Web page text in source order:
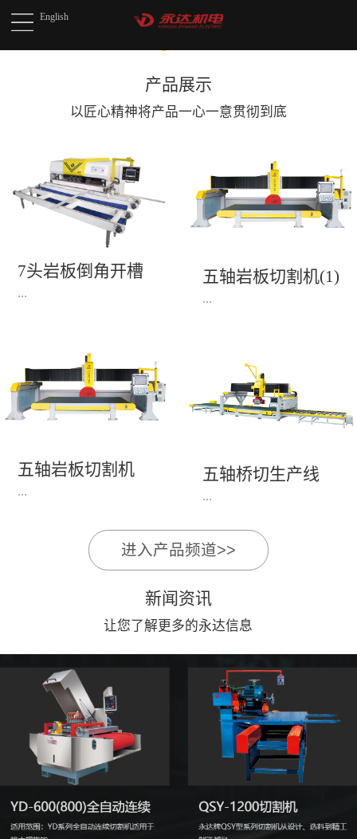
English
产品展示
以匠心精神将产品一心一意贯彻到底
7头岩板倒角开槽
机(1)
...
永达机电7头岩板倒角
开槽机，该设备采用流
水线作业，加工效率
陶瓷人造石进行直边斜
边修边倒角并开槽。
五轴岩板切割机(1)
...
1、简单易学的编程软
件，直观，快速，易
学。2、操作系统简单
稳、可靠。3、前后刀
切割，带去毛刺倒角功
面，不崩边。4、大板
平稳输送进出，切割加
工与上下板分开，便
捷，高效。5、19”显示
屏，按钮、遥杆集成面
板，操作快速、简便。
五轴岩板切割机
...
1、简单易学的编程软
学。2、操作系统简单
易用；采用进口伺服、
稳、可靠。3、前后刀
切割，带去毛刺倒角功
能，不伤石材、瓷砖表
面，不崩边。4、大板
平稳输送进出，切割加
工与上下板分开，便
捷，高效。5、19”显示
屏，按钮、遥杆集成面
五轴桥切生产线
...
》》五轴桥切高配型
桥切（含输送板材平
台）
进入产品频道>>
新闻资讯
让您了解更多的永达信息